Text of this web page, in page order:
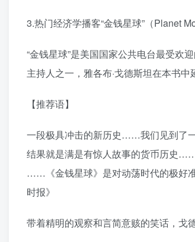
3.热门经济学播客“金钱星球”（Planet
“金钱星球”是美国国家公共电台最受欢
主持人之一，雅各布·戈德斯坦在本书
【推荐语】
一段极具冲击的新历史……我们见到了
结果就是满是有惊人故事的货币历史
……《金钱星球》是对动荡时代的极好
时报》
带着精明的观察和言简意赅的笑话，